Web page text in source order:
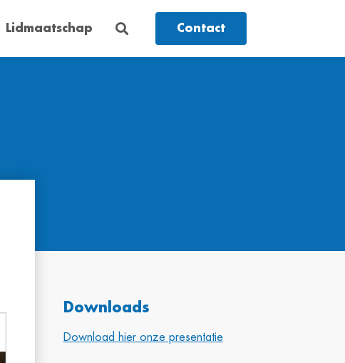
Lidmaatschap Contact
Downloads
Download hier onze presentatie